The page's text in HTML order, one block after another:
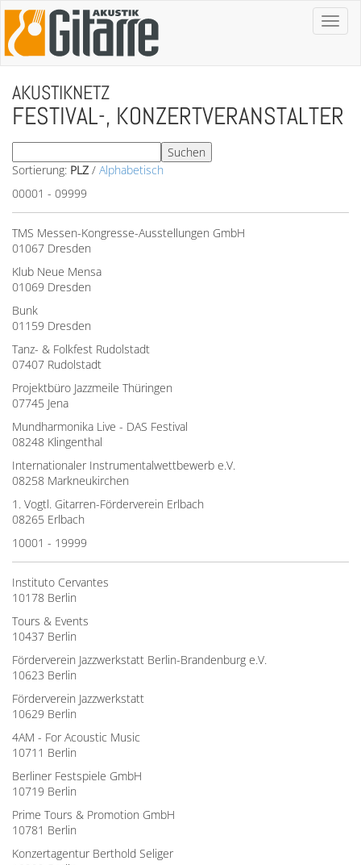
Toggle
AKUSTIKNETZ
FESTIVAL-, KONZERTVERANSTALTER
Sortierung: PLZ / Alphabetisch
00001 - 09999
TMS Messen-Kongresse-Ausstellungen GmbH
01067 Dresden
Klub Neue Mensa
01069 Dresden
Bunk
01159 Dresden
Tanz- & Folkfest Rudolstadt
07407 Rudolstadt
Projektbüro Jazzmeile Thüringen
07745 Jena
Mundharmonika Live - DAS Festival
08248 Klingenthal
Internationaler Instrumentalwettbewerb e.V.
08258 Markneukirchen
1. Vogtl. Gitarren-Förderverein Erlbach
08265 Erlbach
10001 - 19999
Instituto Cervantes
10178 Berlin
Tours & Events
10437 Berlin
Förderverein Jazzwerkstatt Berlin-Brandenburg e.V.
10623 Berlin
Förderverein Jazzwerkstatt
10629 Berlin
4AM - For Acoustic Music
10711 Berlin
Berliner Festspiele GmbH
10719 Berlin
Prime Tours & Promotion GmbH
10781 Berlin
Konzertagentur Berthold Seliger